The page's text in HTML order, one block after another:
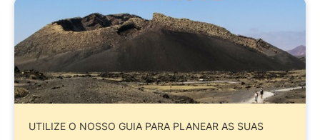
UTILIZE O NOSSO GUIA PARA PLANEAR AS SUAS